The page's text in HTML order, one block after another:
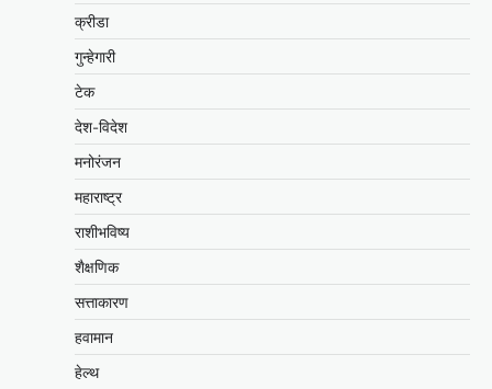
क्रीडा
गुन्हेगारी
टेक
देश-विदेश
मनोरंजन
महाराष्ट्र
राशीभविष्य
शैक्षणिक
सत्ताकारण
हवामान
हेल्थ